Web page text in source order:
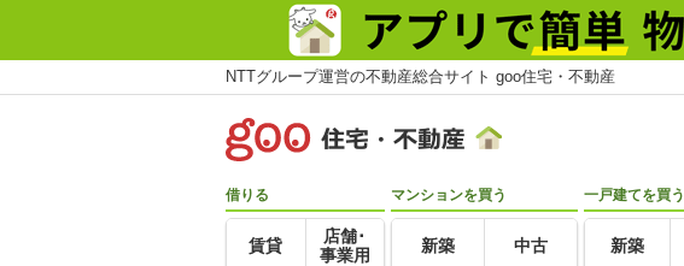
NTTグループ運営の不動産総合サイト goo住宅・不動産
借りる
賃貸
店舗･
事業用
マンションを買う
新築 中古
一戸建てを買う
新築